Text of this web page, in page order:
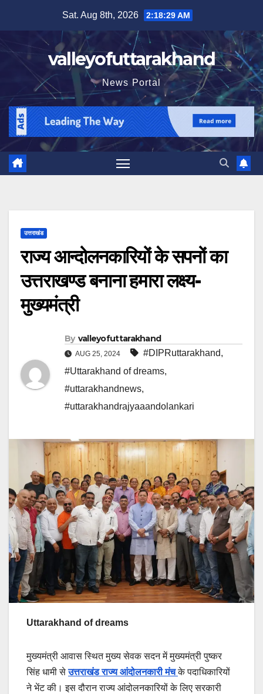
content
Sat. Aug 8th, 2026 2:18:30 AM
valleyofuttarakhand
News Portal
उत्तराखंड
राज्य आन्दोलनकारियों के सपनों का
उत्तराखण्ड बनाना हमारा लक्ष्य-
मुख्यमंत्री
By valleyofuttarakhand
AUG 25, 2024 #DIPRuttarakhand,
#Uttarakhand of dreams,
#uttarakhandnews,
#uttarakhandrajyaaandolankari
Uttarakhand of dreams
मुख्यमंत्री आवास स्थित मुख्य सेवक सदन में मुख्यमंत्री पुष्कर
सिंह धामी सेउत्तराखंड राज्य आंदोलनकारी मंचके पदाधिकारियों
ने भेंट की। इस दौरान राज्य आंदोलनकारियों के लिए सरकारी